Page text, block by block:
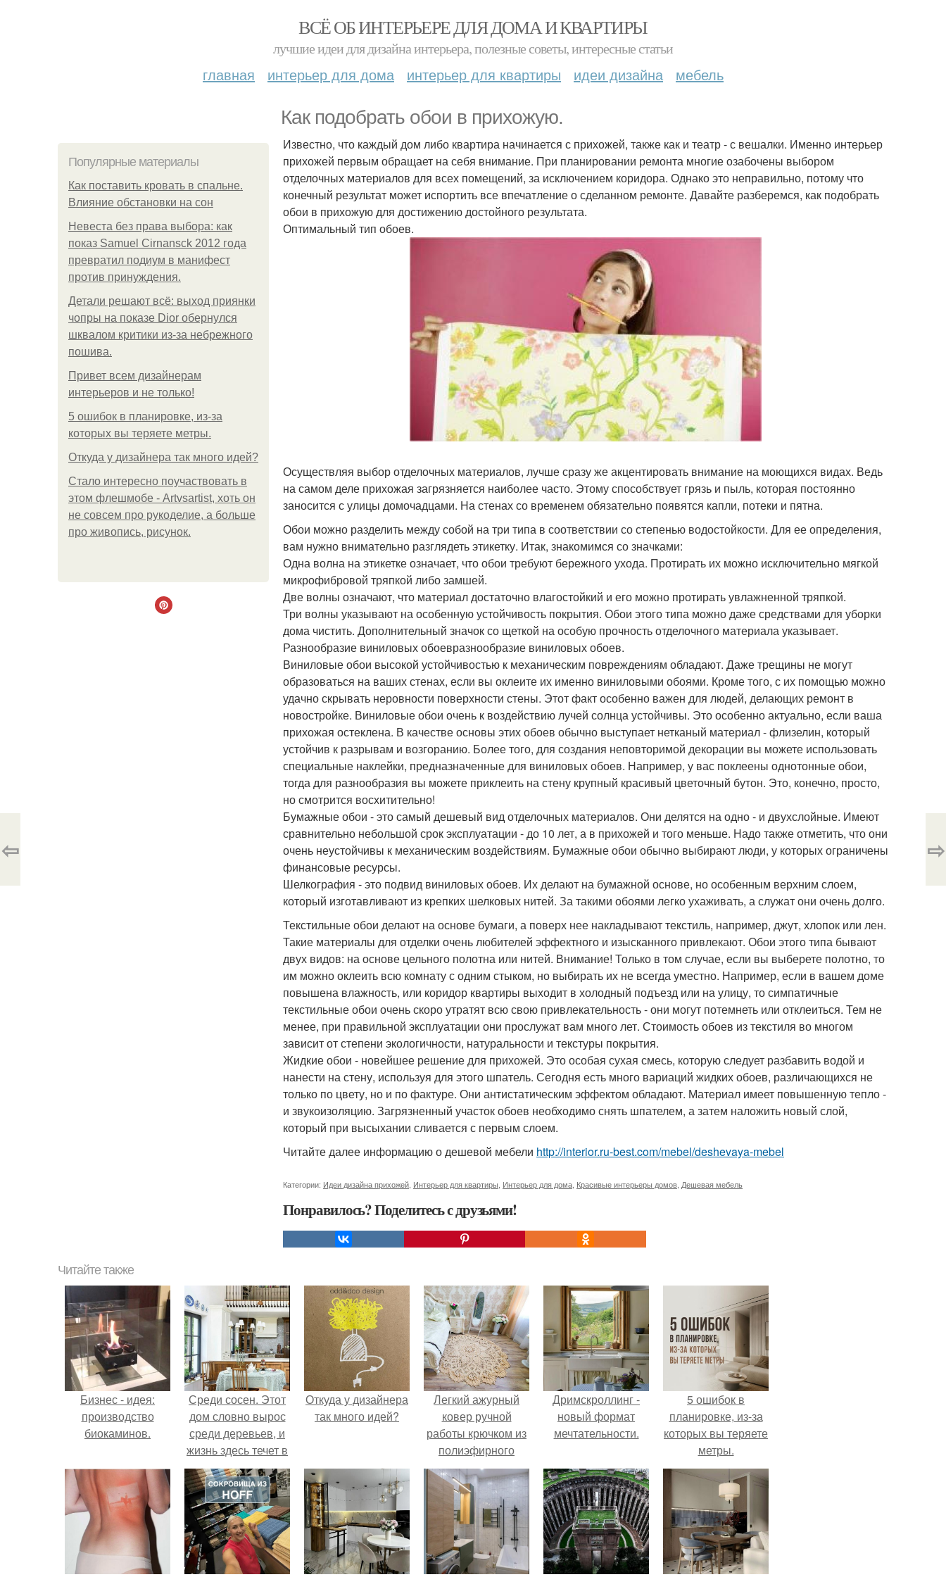
ВСЁ ОБ ИНТЕРЬЕРЕ ДЛЯ ДОМА И КВАРТИРЫ
лучшие идеи для дизайна интерьера, полезные советы, интересные статьи
главная интерьер для дома интерьер для квартиры идеи дизайна мебель
Как подобрать обои в прихожую.
Популярные материалы
Как поставить кровать в спальне.
Влияние обстановки на сон
Невеста без права выбора: как
показ Samuel Cirnansck 2012 года
превратил подиум в манифест
против принуждения.
Детали решают всё: выход приянки
чопры на показе Dior обернулся
шквалом критики из-за небрежного
пошива.
Привет всем дизайнерам
интерьеров и не только!
5 ошибок в планировке, из-за
которых вы теряете метры.
Откуда у дизайнера так много идей?
Стало интересно поучаствовать в
этом флешмобе - Artvsartist, хоть он
не совсем про рукоделие, а больше
про живопись, рисунок.
Известно, что каждый дом либо квартира начинается с прихожей, также как и театр - с вешалки. Именно интерьер
прихожей первым обращает на себя внимание. При планировании ремонта многие озабочены выбором
отделочных материалов для всех помещений, за исключением коридора. Однако это неправильно, потому что
конечный результат может испортить все впечатление о сделанном ремонте. Давайте разберемся, как подобрать
обои в прихожую для достижению достойного результата.
Оптимальный тип обоев.
Осуществляя выбор отделочных материалов, лучше сразу же акцентировать внимание на моющихся видах. Ведь
на самом деле прихожая загрязняется наиболее часто. Этому способствует грязь и пыль, которая постоянно
заносится с улицы домочадцами. На стенах со временем обязательно появятся капли, потеки и пятна.
Обои можно разделить между собой на три типа в соответствии со степенью водостойкости. Для ее определения,
вам нужно внимательно разглядеть этикетку. Итак, знакомимся со значками:
Одна волна на этикетке означает, что обои требуют бережного ухода. Протирать их можно исключительно мягкой
микрофибровой тряпкой либо замшей.
Две волны означают, что материал достаточно влагостойкий и его можно протирать увлажненной тряпкой.
Три волны указывают на особенную устойчивость покрытия. Обои этого типа можно даже средствами для уборки
дома чистить. Дополнительный значок со щеткой на особую прочность отделочного материала указывает.
Разнообразие виниловых обоевразнообразие виниловых обоев.
Виниловые обои высокой устойчивостью к механическим повреждениям обладают. Даже трещины не могут
образоваться на ваших стенах, если вы оклеите их именно виниловыми обоями. Кроме того, с их помощью можно
удачно скрывать неровности поверхности стены. Этот факт особенно важен для людей, делающих ремонт в
новостройке. Виниловые обои очень к воздействию лучей солнца устойчивы. Это особенно актуально, если ваша
прихожая остеклена. В качестве основы этих обоев обычно выступает нетканый материал - флизелин, который
устойчив к разрывам и возгоранию. Более того, для создания неповторимой декорации вы можете использовать
специальные наклейки, предназначенные для виниловых обоев. Например, у вас поклеены однотонные обои,
тогда для разнообразия вы можете приклеить на стену крупный красивый цветочный бутон. Это, конечно, просто,
но смотрится восхитительно!
Бумажные обои - это самый дешевый вид отделочных материалов. Они делятся на одно - и двухслойные. Имеют
сравнительно небольшой срок эксплуатации - до 10 лет, а в прихожей и того меньше. Надо также отметить, что они
очень неустойчивы к механическим воздействиям. Бумажные обои обычно выбирают люди, у которых ограничены
финансовые ресурсы.
Шелкография - это подвид виниловых обоев. Их делают на бумажной основе, но особенным верхним слоем,
который изготавливают из крепких шелковых нитей. За такими обоями легко ухаживать, а служат они очень долго.
Текстильные обои делают на основе бумаги, а поверх нее накладывают текстиль, например, джут, хлопок или лен.
Такие материалы для отделки очень любителей эффектного и изысканного привлекают. Обои этого типа бывают
двух видов: на основе цельного полотна или нитей. Внимание! Только в том случае, если вы выберете полотно, то
им можно оклеить всю комнату с одним стыком, но выбирать их не всегда уместно. Например, если в вашем доме
повышена влажность, или коридор квартиры выходит в холодный подъезд или на улицу, то симпатичные
текстильные обои очень скоро утратят всю свою привлекательность - они могут потемнеть или отклеиться. Тем не
менее, при правильной эксплуатации они прослужат вам много лет. Стоимость обоев из текстиля во многом
зависит от степени экологичности, натуральности и текстуры покрытия.
Жидкие обои - новейшее решение для прихожей. Это особая сухая смесь, которую следует разбавить водой и
нанести на стену, используя для этого шпатель. Сегодня есть много вариаций жидких обоев, различающихся не
только по цвету, но и по фактуре. Они антистатическим эффектом обладают. Материал имеет повышенную тепло -
и звукоизоляцию. Загрязненный участок обоев необходимо снять шпателем, а затем наложить новый слой,
который при высыхании сливается с первым слоем.
Читайте далее информацию о дешевой мебели http://interior.ru-best.com/mebel/deshevaya-mebel
Категории: Идеи дизайна прихожей Интерьер для квартиры Интерьер для дома Красивые интерьеры домов Дешевая мебель
Понравилось? Поделитесь с друзьями!
⇦ ⇨
Читайте также
Бизнес - идея:
производство
биокаминов.
Среди сосен. Этот
дом словно вырос
среди деревьев, и
жизнь здесь течет в
собственном ритме
- спокойно, без
спешки и лишнего
шума.
Откуда у дизайнера
так много идей?
Легкий ажурный
ковер ручной
работы крючком из
полиэфирного
шнура связан.
Дримскроллинг -
новый формат
мечтательности.
5 ошибок в
планировке, из-за
которых вы теряете
метры.